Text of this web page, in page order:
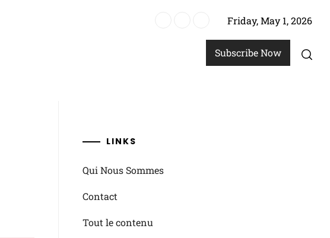
Friday, May 1, 2026
Subscribe Now
LINKS
Qui Nous Sommes
Contact
Tout le contenu